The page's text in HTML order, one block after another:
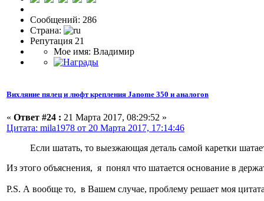
Сообщений: 286
Страна:
Репутация 21
Мое имя: Владимир
Вихляние пялец и люфт крепления Janome 350 и аналогов
« Ответ #24 : 21 Марта 2017, 08:29:52 »
Цитата: mila1978 от 20 Марта 2017, 17:14:46
Если шатать, то выезжающая деталь самой каретки
Из этого объяснения, я понял что шатается основание в
P.S. А вообще то, в Вашем случае, проблему решает моя